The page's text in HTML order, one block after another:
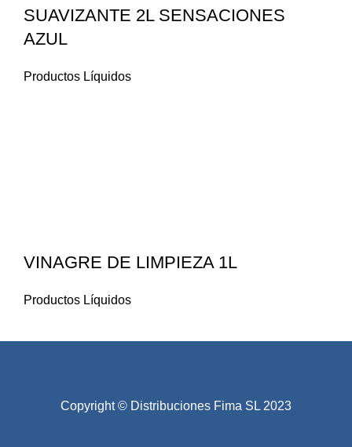
SUAVIZANTE 2L SENSACIONES
AZUL
Productos Líquidos
VINAGRE DE LIMPIEZA 1L
Productos Líquidos
Copyright © Distribuciones Fima SL 2023